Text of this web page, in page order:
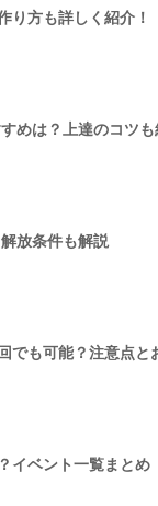
り方も詳しく紹介！
めは？上達のコツ
放条件も解説
でも可能？注意点と
イベント一覧まとめ